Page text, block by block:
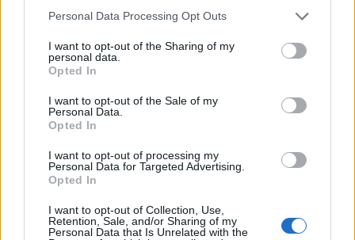
Please note that this website/app uses one or more Google
not limited to your visit or usage behaviour. You may click to
grant or deny consent to Google and its third-party tags to
use your data for below specified purposes in below Google
consent section.
Personal Data Processing Opt Outs
I want to opt-out of the Sharing of my
personal data.
Opted In
I want to opt-out of the Sale of my
Personal Data.
Opted In
I want to opt-out of processing my
Personal Data for Targeted Advertising.
Opted In
I want to opt-out of Collection, Use,
Retention, Sale, and/or Sharing of my
Personal Data that Is Unrelated with the
bien la jugada. Victoria por 2-0 gracias a un doblete de
dispuso, Kieran Trippier y Renan Lodi. El brasileño participó
activamente en el segundo tanto rojiblanco y sumó 8 puntos
Es posible que Lodi conserve su puesto como titular en el
Cuesta ahora mismo 1,8 millones y en las dos últimas
temporadas demostró de sobra que es un futbolista que
respectivamente.